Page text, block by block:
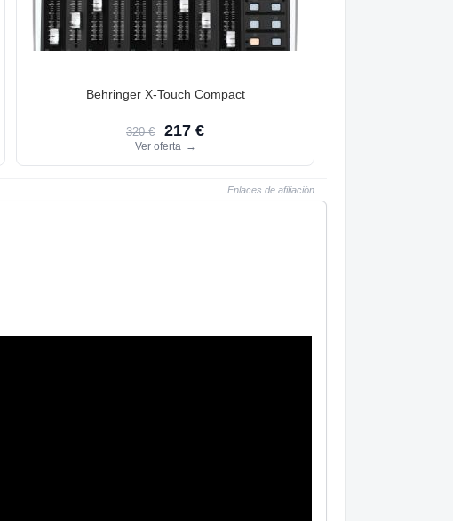
Behringer X-Touch Compact
320 € 217 €
Ver oferta →
Enlaces de afiliación